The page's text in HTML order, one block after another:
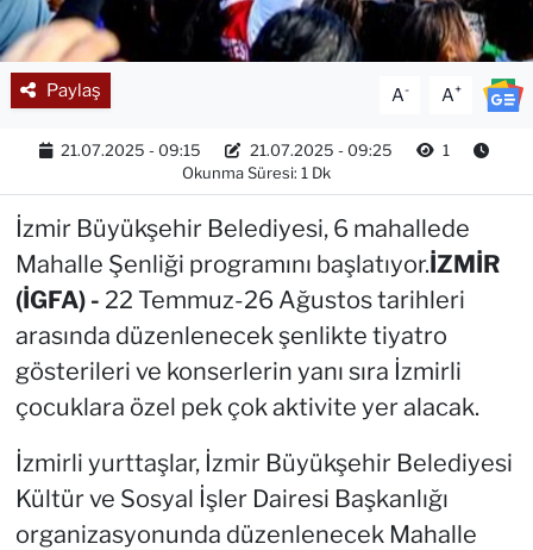
Paylaş A- A+
21.07.2025 - 09:15 21.07.2025 - 09:25
1
Okunma Süresi: 1 Dk
İzmir Büyükşehir Belediyesi, 6 mahallede
Mahalle Şenliği programını başlatıyor.İZMİR
(İGFA) - 22 Temmuz-26 Ağustos tarihleri
arasında düzenlenecek şenlikte tiyatro
gösterileri ve konserlerin yanı sıra İzmirli
çocuklara özel pek çok aktivite yer alacak.
İzmirli yurttaşlar, İzmir Büyükşehir Belediyesi
Kültür ve Sosyal İşler Dairesi Başkanlığı
organizasyonunda düzenlenecek Mahalle